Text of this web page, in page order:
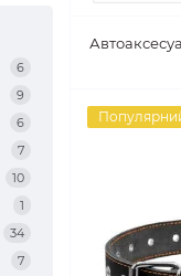
6
9
6
7
10
1
34
7